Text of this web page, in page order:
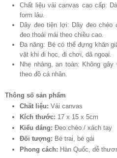
Chất liệu vải canvas cao cấp:
form lâu.
Dây đeo tiện lợi: Dây đeo
đeo thoải mái theo chiều cao.
Đa năng: Bé có thể đựng khăn
vặt khi đi học, đi chơi, dã ngoại.
Nhẹ nhàng, an toàn: Không
theo đồ cá nhân.
Thông số sản phẩm
Chất liệu: Vải canvas
Kích thước: 17 x 15 x 5cm
Kiểu dáng: Đeo chéo / xách tay
Đối tượng: Bé trai, bé gái
Phong cách: Hàn Quốc, dễ